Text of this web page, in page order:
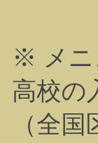
※ メニ
高校の
（全